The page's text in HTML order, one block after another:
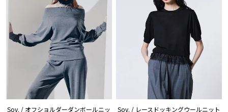
Sov. / オフショルダーダンボールニッ Sov. / レースドッキングウールニット